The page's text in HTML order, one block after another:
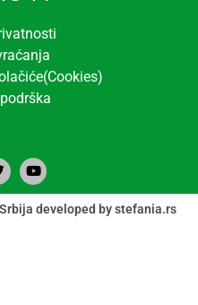
developed by stefania.rs